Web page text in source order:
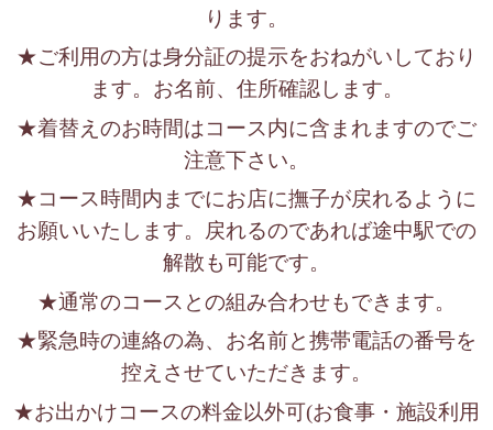
ります。
★ご利用の方は身分証の提示をおねがいしており
ます。お名前、住所確認します。
★着替えのお時間はコース内に含まれますのでご
注意下さい。
★コース時間内までにお店に撫子が戻れるように
お願いいたします。戻れるのであれば途中駅での
解散も可能です。
★通常のコースとの組み合わせもできます。
★緊急時の連絡の為、お名前と携帯電話の番号を
控えさせていただきます。
★お出かけコースの料金以外可(お食事・施設利用